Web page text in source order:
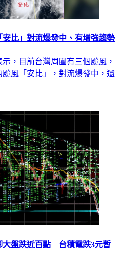
比」對流爆發中、有增強趨勢
，目前台灣周圍有三個颱風，
風「安比」，對流爆發中，還
大盤跌近百點 台積電跌3元暫